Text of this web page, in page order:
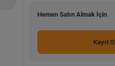
Hemen Satın Almak İçin
Kayıt Ol